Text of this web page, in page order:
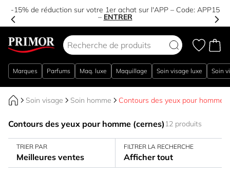
-15% de réduction sur votre 1er achat sur l'APP – Code: APP15
– ENTRER
Marques Parfums Maq. luxe Maquillage Soin visage luxe Soin
Soin visage Soin homme Contours des yeux pour homme
Contours des yeux pour homme (cernes) 12 produits
TRIER PAR
Meilleures ventes
FILTRER LA RECHERCHE
Afficher tout